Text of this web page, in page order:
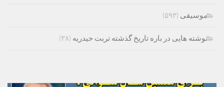
موسیقی (۵۹۳)
نوشته هایی در باره تاریخ گذشته تربت حیدریه (۳۸)